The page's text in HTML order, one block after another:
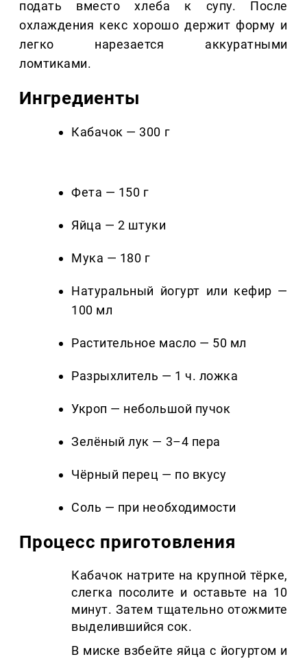
подать вместо хлеба к супу. После
охлаждения кекс хорошо держит форму и
легко нарезается аккуратными
ломтиками.
Ингредиенты
Кабачок — 300 г
Фета — 150 г
Яйца — 2 штуки
Мука — 180 г
Натуральный йогурт или кефир —
100 мл
Растительное масло — 50 мл
Разрыхлитель — 1 ч. ложка
Укроп — небольшой пучок
Зелёный лук — 3–4 пера
Чёрный перец — по вкусу
Соль — при необходимости
Процесс приготовления
Кабачок натрите на крупной тёрке,
слегка посолите и оставьте на 10
минут. Затем тщательно отожмите
выделившийся сок.
В миске взбейте яйца с йогуртом и